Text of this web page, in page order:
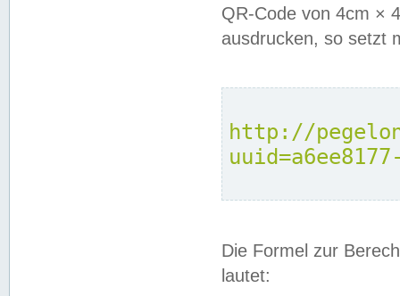
QR-Code von 4cm ×
ausdrucken, so setzt
http://
Die Formel zur
lautet: